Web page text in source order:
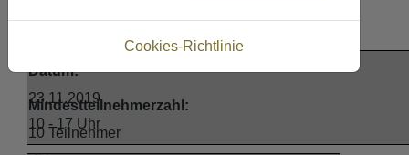
50,- € Zahlung bar vor Ort
Mindestteilnehmerzahl:
10 Teilnehmer
B Leistungssport
Datum:
23.11.2019
10 - 17 Uhr
Cookies-Richtlinie